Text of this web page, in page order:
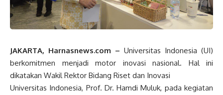
JAKARTA, Harnasnews.com – Universitas Indonesia (UI)
berkomitmen menjadi motor inovasi nasional. Hal ini
dikatakan Wakil Rektor Bidang Riset dan Inovasi
Universitas Indonesia, Prof. Dr. Hamdi Muluk, pada kegiatan